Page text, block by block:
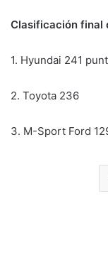
Clasificación final
1. Hyundai 241
2. Toyota 236
3. M-Sport Ford